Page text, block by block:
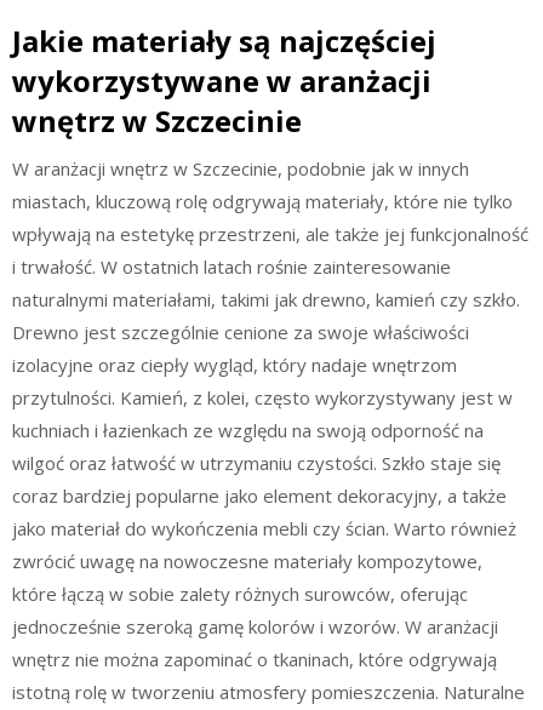
Jakie materiały są najczęściej
wykorzystywane w aranżacji
wnętrz w Szczecinie
W aranżacji wnętrz w Szczecinie, podobnie jak w innych
miastach, kluczową rolę odgrywają materiały, które nie tylko
wpływają na estetykę przestrzeni, ale także jej funkcjonalność
i trwałość. W ostatnich latach rośnie zainteresowanie
naturalnymi materiałami, takimi jak drewno, kamień czy szkło.
Drewno jest szczególnie cenione za swoje właściwości
izolacyjne oraz ciepły wygląd, który nadaje wnętrzom
przytulności. Kamień, z kolei, często wykorzystywany jest w
kuchniach i łazienkach ze względu na swoją odporność na
wilgoć oraz łatwość w utrzymaniu czystości. Szkło staje się
coraz bardziej popularne jako element dekoracyjny, a także
jako materiał do wykończenia mebli czy ścian. Warto również
zwrócić uwagę na nowoczesne materiały kompozytowe,
które łączą w sobie zalety różnych surowców, oferując
jednocześnie szeroką gamę kolorów i wzorów. W aranżacji
wnętrz nie można zapominać o tkaninach, które odgrywają
istotną rolę w tworzeniu atmosfery pomieszczenia. Naturalne